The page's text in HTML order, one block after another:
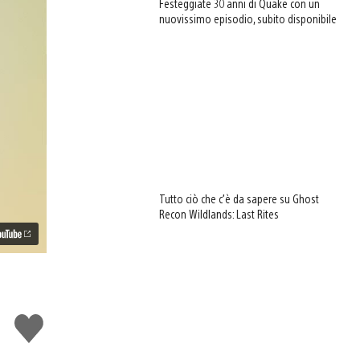
Mi
piace
Festeggiate 30 anni di Quake con un
nuovissimo episodio, subito disponibile
Tutto ciò che c’è da sapere su Ghost
Recon Wildlands: Last Rites